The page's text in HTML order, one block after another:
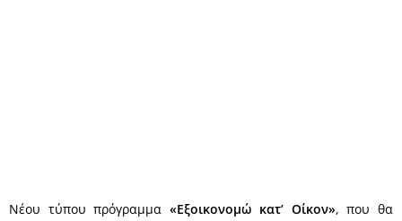
Νέου τύπου πρόγραμμα «Εξοικονομώ κατ’ Οίκον», που θα